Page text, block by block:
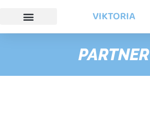
VIKTORIA
PARTNER